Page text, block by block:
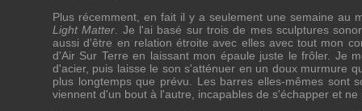
Plus récemment, en fait il y a seulement une semaine au
Light Matter . Je l'ai basé sur trois de mes sculptures
aussi d'être en relation étroite avec elles avec tout mon
d'Air Sur Terre en laissant mon épaule juste le frôler. Je
d'acier, puis laisse le son s'atténuer en un doux murmure
plus longtemps que prévu. Les barres elles-mêmes sont
viennent d'un bout à l'autre, incapables de s'échapper et